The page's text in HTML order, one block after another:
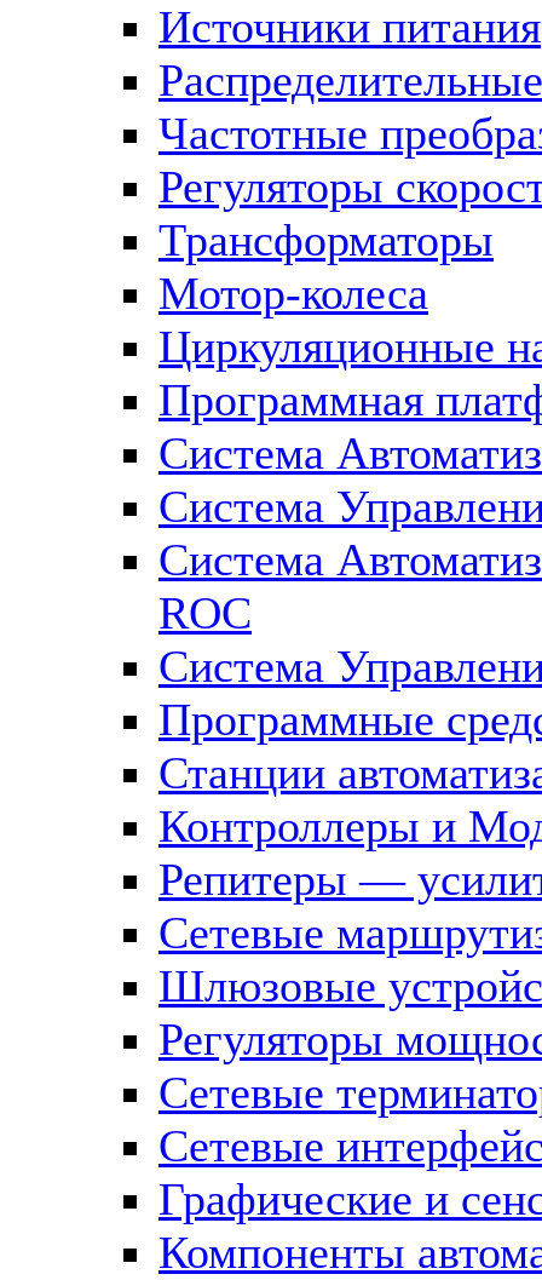
Источники питания
Частотные
Регуляторы
Трансформаторы
Мотор-колеса
Циркуляционные
Программная
Система
Система
Система
ROC
Система
Программные
Станции
Контроллеры и
Репитеры —
Сетевые
Шлюзовые
Регуляторы
Сетевые
Сетевые
Графические и
Компоненты